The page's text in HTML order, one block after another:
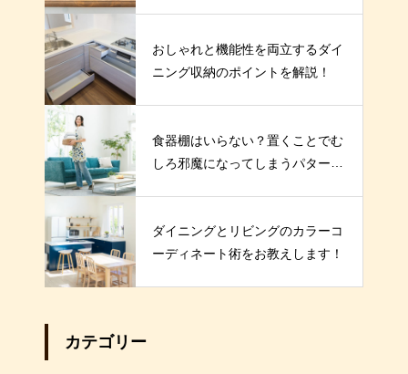
おしゃれと機能性を両立するダイ
ニング収納のポイントを解説！
食器棚はいらない？置くことでむ
しろ邪魔になってしまうパターン
ダイニングとリビングのカラーコ
ーディネート術をお教えします！
カテゴリー